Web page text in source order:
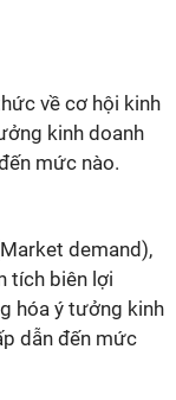
về cơ hội kinh
kinh doanh
mức nào.
demand),
tích biên lợi
hóa ý tưởng kinh
dẫn đến mức